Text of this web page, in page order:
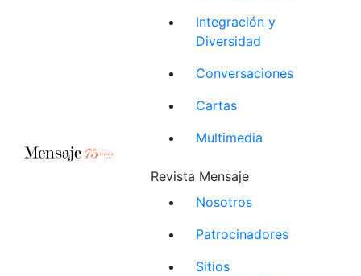
Integración y
Diversidad
Conversaciones
Cartas
Multimedia
Revista Mensaje
Nosotros
Patrocinadores
Sitios